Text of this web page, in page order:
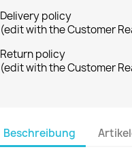
Delivery policy
(edit with the Customer
Return policy
(edit with the Customer
Beschreibung